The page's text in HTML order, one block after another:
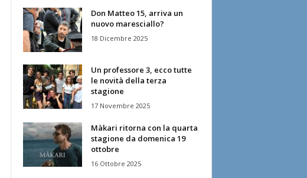
Don Matteo 15, arriva un
nuovo maresciallo?
18 Dicembre 2025
Un professore 3, ecco tutte
le novità della terza
stagione
17 Novembre 2025
Màkari ritorna con la quarta
stagione da domenica 19
ottobre
16 Ottobre 2025